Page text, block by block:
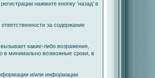
нажмите кнопку 'назад' в
за содержание
какие-либо возражения,
в минимально возможные сроки, в
и/или информации